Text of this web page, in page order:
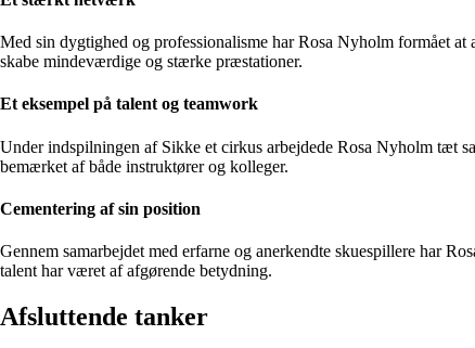
Med sin dygtighed og professionalisme har Rosa Nyholm formået at
skabe mindeværdige og stærke præstationer.
Et eksempel på talent og teamwork
Under indspilningen af Sikke et cirkus arbejdede Rosa Nyholm tæt
bemærket af både instruktører og kolleger.
Cementering af sin position
Gennem samarbejdet med erfarne og anerkendte skuespillere har
talent har været af afgørende betydning.
Afsluttende tanker